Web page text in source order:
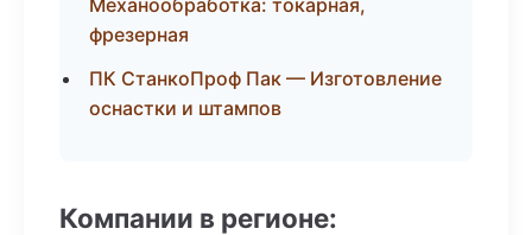
Механообработка: токарная,
фрезерная
ПК СтанкоПроф Пак — Изготовление
оснастки и штампов
Компании в регионе: